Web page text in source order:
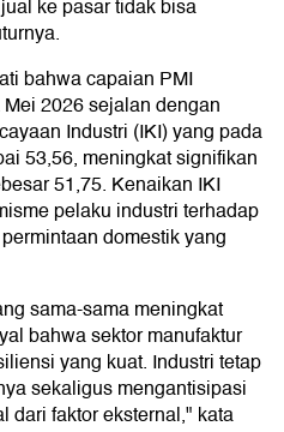
ke pasar tidak bisa
bahwa capaian PMI
2026 sejalan dengan
Industri (IKI) yang pada
53,56, meningkat signifikan
51,75. Kenaikan IKI
pelaku industri terhadap
domestik yang
sama-sama meningkat
bahwa sektor manufaktur
yang kuat. Industri tetap
sekaligus mengantisipasi
dari faktor eksternal," kata